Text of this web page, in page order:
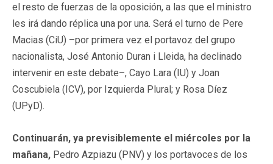
el resto de fuerzas de la oposición, a las que el ministro
les irá dando réplica una por una. Será el turno de Pere
Macias (CiU) –por primera vez el portavoz del grupo
nacionalista, José Antonio Duran i Lleida, ha declinado
intervenir en este debate–, Cayo Lara (IU) y Joan
Coscubiela (ICV), por Izquierda Plural; y Rosa Díez
(UPyD).
Continuarán, ya previsiblemente el miércoles por la
mañana, Pedro Azpiazu (PNV) y los portavoces de los